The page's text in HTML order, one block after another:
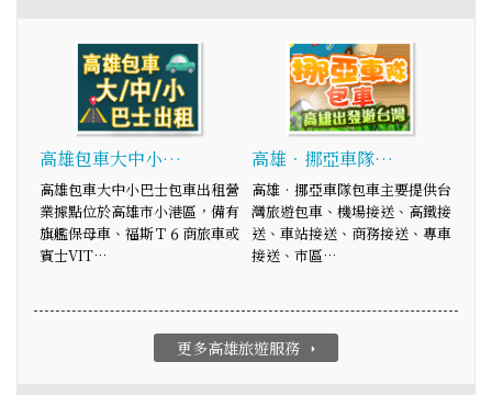
高雄包車大中小…
高雄包車大中小巴士包車出租營
業據點位於高雄市小港區，備有
旗艦保母車、福斯Ｔ６商旅車或
賓士VIT…
高雄‧挪亞車隊…
高雄‧挪亞車隊包車主要提供台
灣旅遊包車、機場接送、高鐵接
送、車站接送、商務接送、專車
接送、市區…
更多高雄旅遊服務 arrow_right